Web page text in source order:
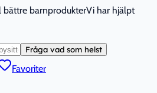
bättre barnprodukterVi har hjälpt
Fråga vad som helst
Favoriter